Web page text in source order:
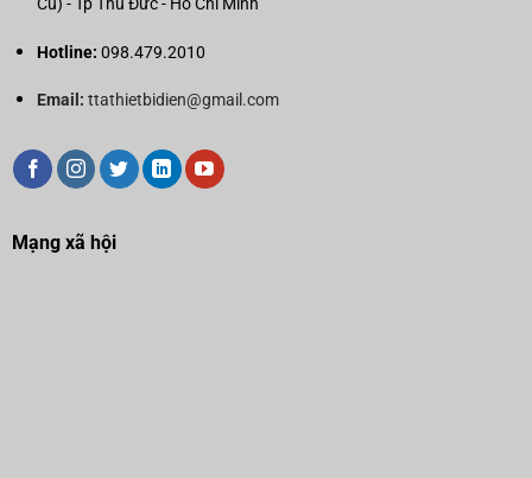
Cũ) - Tp Thủ Đức - Hồ Chí Minh
Hotline: 098.479.2010
Email: ttathietbidien@gmail.com
Mạng xã hội